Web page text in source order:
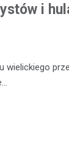
i
wielickiego